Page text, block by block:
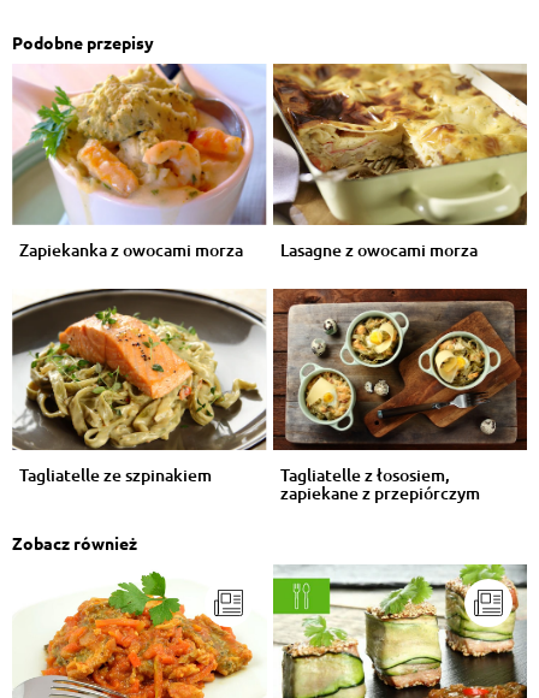
Podobne przepisy
Zapiekanka z owocami morza Lasagne z owocami morza
Tagliatelle ze szpinakiem Tagliatelle z łososiem,
zapiekane z przepiórczym
Zobacz również